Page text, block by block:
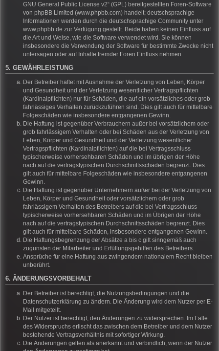
GNU General Public License v2“ (GPL) bereitgestellten Foren-Software
von phpBB Limited (www.phpbb.com) handelt; deutschsprachige
Informationen werden durch die deutschsprachige Community unter
www.phpbb.de zur Verfügung gestellt. Beide haben keinen Einfluss auf
die Art und Weise, wie die Software verwendet wird. Sie können
insbesondere die Verwendung der Software für bestimmte Zwecke nicht
untersagen oder auf Inhalte fremder Foren Einfluss nehmen.
5. GEWÄHRLEISTUNG
Der Betreiber haftet mit Ausnahme der Verletzung von Leben, Körper
und Gesundheit und der Verletzung wesentlicher Vertragspflichten
(Kardinalpflichten) nur für Schäden, die auf ein vorsätzliches oder grob
fahrlässiges Verhalten zurückzuführen sind. Dies gilt auch für mittelbare
Folgeschäden wie insbesondere entgangenen Gewinn.
Die Haftung ist gegenüber Verbrauchern außer bei vorsätzlichem oder
grob fahrlässigem Verhalten oder bei Schäden aus der Verletzung von
Leben, Körper und Gesundheit und der Verletzung wesentlicher
Vertragspflichten (Kardinalpflichten) auf die bei Vertragsschluss
typischerweise vorhersehbaren Schäden und im übrigen der Höhe
nach auf die vertragstypischen Durchschnittsschäden begrenzt. Dies
gilt auch für mittelbare Folgeschäden wie insbesondere entgangenen
Gewinn.
Die Haftung ist gegenüber Unternehmern außer bei der Verletzung von
Leben, Körper und Gesundheit oder vorsätzlichem oder grob
fahrlässigem Verhalten des Betreibers auf die bei Vertragsschluss
typischerweise vorhersehbaren Schäden und im Übrigen der Höhe
nach auf die vertragstypischen Durchschnittsschäden begrenzt. Dies
gilt auch für mittelbare Schäden, insbesondere entgangenen Gewinn.
Die Haftungsbegrenzung der Absätze a bis c gilt sinngemäß auch
zugunsten der Mitarbeiter und Erfüllungsgehilfen des Betreibers.
Ansprüche für eine Haftung aus zwingendem nationalem Recht bleiben
unberührt.
6. ÄNDERUNGSVORBEHALT
Der Betreiber ist berechtigt, die Nutzungsbedingungen und die
Datenschutzerklärung zu ändern. Die Änderung wird dem Nutzer per E-
Mail mitgeteilt.
Der Nutzer ist berechtigt, den Änderungen zu widersprechen. Im Falle
des Widerspruchs erlischt das zwischen dem Betreiber und dem Nutzer
bestehende Vertragsverhältnis mit sofortiger Wirkung.
Die Änderungen gelten als anerkannt und verbindlich, wenn der Nutzer